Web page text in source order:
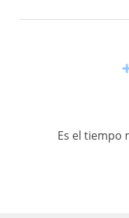
Es el tiempo